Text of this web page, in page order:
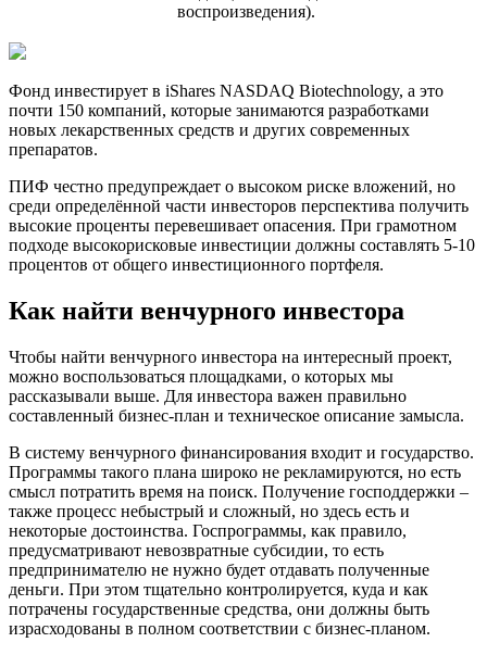
воспроизведения).
Фонд инвестирует в iShares NASDAQ Biotechnology, а это
почти 150 компаний, которые занимаются разработками
новых лекарственных средств и других современных
препаратов.
ПИФ честно предупреждает о высоком риске вложений, но
среди определённой части инвесторов перспектива получить
высокие проценты перевешивает опасения. При грамотном
подходе высокорисковые инвестиции должны составлять 5-10
процентов от общего инвестиционного портфеля.
Как найти венчурного инвестора
Чтобы найти венчурного инвестора на интересный проект,
можно воспользоваться площадками, о которых мы
рассказывали выше. Для инвестора важен правильно
составленный бизнес-план и техническое описание замысла.
В систему венчурного финансирования входит и государство.
Программы такого плана широко не рекламируются, но есть
смысл потратить время на поиск. Получение господдержки –
также процесс небыстрый и сложный, но здесь есть и
некоторые достоинства. Госпрограммы, как правило,
предусматривают невозвратные субсидии, то есть
предпринимателю не нужно будет отдавать полученные
деньги. При этом тщательно контролируется, куда и как
потрачены государственные средства, они должны быть
израсходованы в полном соответствии с бизнес-планом.